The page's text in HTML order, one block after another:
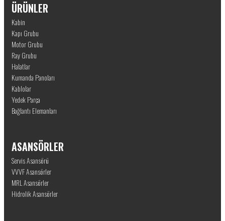
ÜRÜNLER
Kabin
Kapı Grubu
Motor Grubu
Ray Grubu
Halatlar
Kumanda Panoları
Kablolar
Yedek Parça
Bağlantı Elemanları
ASANSÖRLER
Servis Asansörü
VVVF Asansörler
MRL Asansörler
Hidrolik Asansörler